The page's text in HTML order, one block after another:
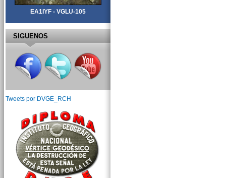
EA1IYF - VGLU-105
SIGUENOS
Tweets por DVGE_RCH